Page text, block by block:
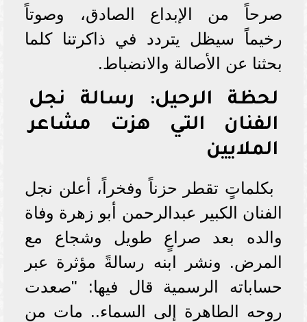
صرحاً من الإبداع الصادق، وصوتاً
رخيماً سيظل يتردد في ذاكرتنا كلما
بحثنا عن الأصالة والانضباط.
لحظة الرحيل: رسالة نجل
الفنان التي هزت مشاعر
الملايين
بكلماتٍ تقطر حزناً وفخراً، أعلن نجل
الفنان الكبير عبدالرحمن أبو زهرة وفاة
والده بعد صراعٍ طويل وشجاع مع
المرض. ونشر ابنه رسالةً مؤثرة عبر
حساباته الرسمية قال فيها: "صعدت
روحه الطاهرة إلى السماء.. مات من